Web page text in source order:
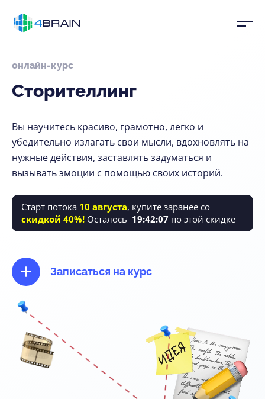
онлайн-курс
Сторителлинг
Вы научитесь красиво, грамотно, легко и
убедительно излагать свои мысли, вдохновлять на
нужные действия, заставлять задуматься и
вызывать эмоции с помощью своих историй.
Старт потока 10 августа, купите заранее со
скидкой 40%! Осталось 19:42:05 по этой скидке
Записаться на курс